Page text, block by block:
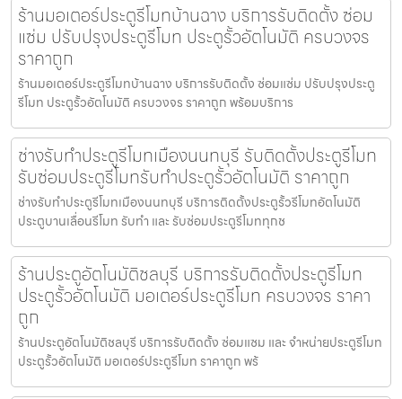
ร้านมอเตอร์ประตูรีโมทบ้านฉาง บริการรับติดตั้ง ซ่อม
แซ่ม ปรับปรุงประตูรีโมท ประตูรั้วอัตโนมัติ ครบวงจร
ราคาถูก
ร้านมอเตอร์ประตูรีโมทบ้านฉาง บริการรับติดตั้ง ซ่อมแซ่ม ปรับปรุงประตู
รีโมท ประตูรั้วอัตโนมัติ ครบวงจร ราคาถูก พร้อมบริการ
ช่างรับทำประตูรีโมทเมืองนนทบุรี รับติดตั้งประตูรีโมท
รับซ่อมประตูรีโมทรับทำประตูรั้วอัตโนมัติ ราคาถูก
ช่างรับทำประตูรีโมทเมืองนนทบุรี บริการติดตั้งประตูรั้วรีโมทอัตโนมัติ
ประตูบานเลื่อนรีโมท รับทำ และ รับซ่อมประตูรีโมททุกช
ร้านประตูอัตโนมัติชลบุรี บริการรับติดตั้งประตูรีโมท
ประตูรั้วอัตโนมัติ มอเตอร์ประตูรีโมท ครบวงจร ราคา
ถูก
ร้านประตูอัตโนมัติชลบุรี บริการรับติดตั้ง ซ่อมแซม และ จำหน่ายประตูรีโมท
ประตูรั้วอัตโนมัติ มอเตอร์ประตูรีโมท ราคาถูก พร้